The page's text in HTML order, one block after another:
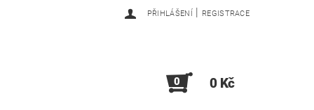
PŘIHLÁŠENÍ | REGISTRACE
0 0 Kč